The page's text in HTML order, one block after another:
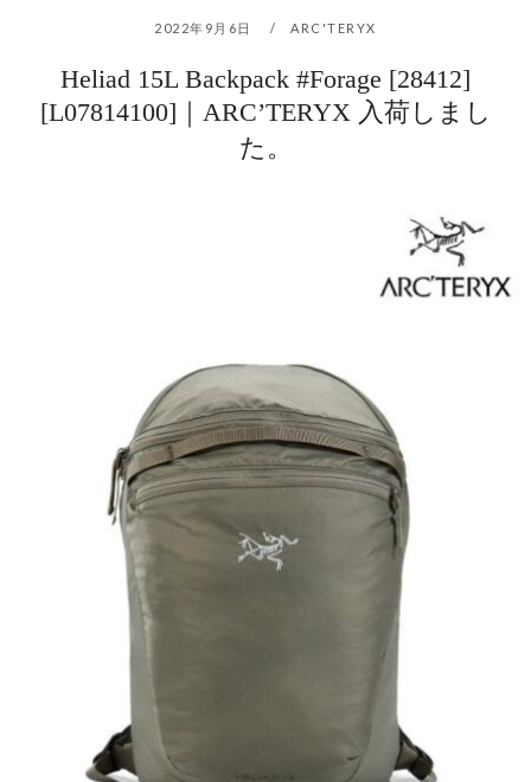
2022年9月6日 ARC'TERYX
Heliad 15L Backpack #Forage [28412]
[L07814100]｜ARC’TERYX 入荷しまし
た。